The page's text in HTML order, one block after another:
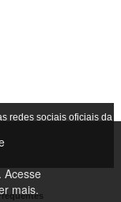
Acesse
mais.
redes sociais oficiais da